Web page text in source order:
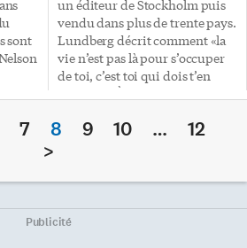
sont
bien.
un éditeur de Stockholm puis
vendu dans plus de trente pays.
Lundberg décrit comment «la
vie n’est pas là pour s’occuper
de toi, c’est toi qui dois t’en
occuper». À chacun de saisir les
et en faire quelque chose. Pour
et divers personnages qui
d’adresses qui l’accompagne
7 8 9 10 …
12
>
Publicité